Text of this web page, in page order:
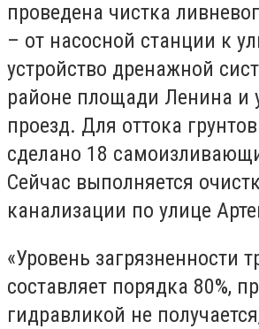
проведена чистка
– от насосной станции к
устройство дренажной
районе площади Ленина и
проезд. Для оттока
сделано 18
Сейчас выполняется
канализации по улице
«Уровень загрязненности
составляет порядка 80%,
гидравликой не